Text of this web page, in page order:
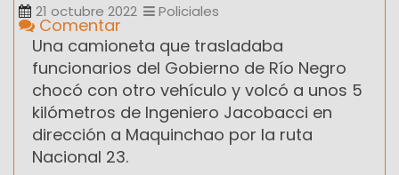
21 octubre 2022 Policiales
Comentar
Una camioneta que trasladaba
funcionarios del Gobierno de Río Negro
chocó con otro vehículo y volcó a unos 5
kilómetros de Ingeniero Jacobacci en
dirección a Maquinchao por la ruta
Nacional 23.